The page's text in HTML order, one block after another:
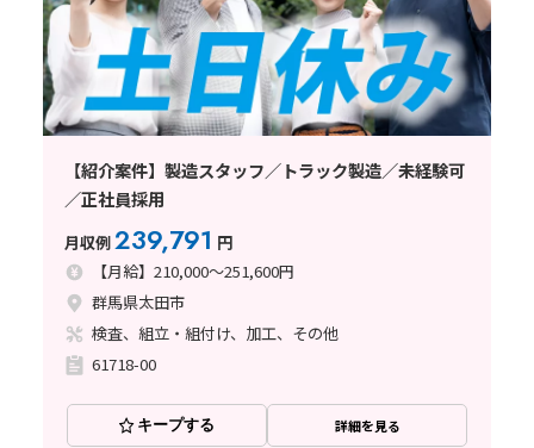
【紹介案件】製造スタッフ／トラック製造／未経験可
／正社員採用
月収例239,791 円
【月給】210,000～251,600円
群馬県太田市
検査、組立・組付け、加工、その他
61718-00
キープする 詳細を見る